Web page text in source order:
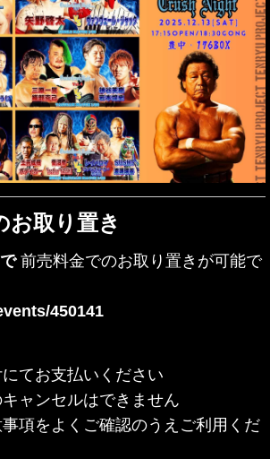
取り置き
前売料金でのお取り置きが可能で
450141
てお支払いください
キャンセルはできません
事項をよくご確認のうえご利用くだ